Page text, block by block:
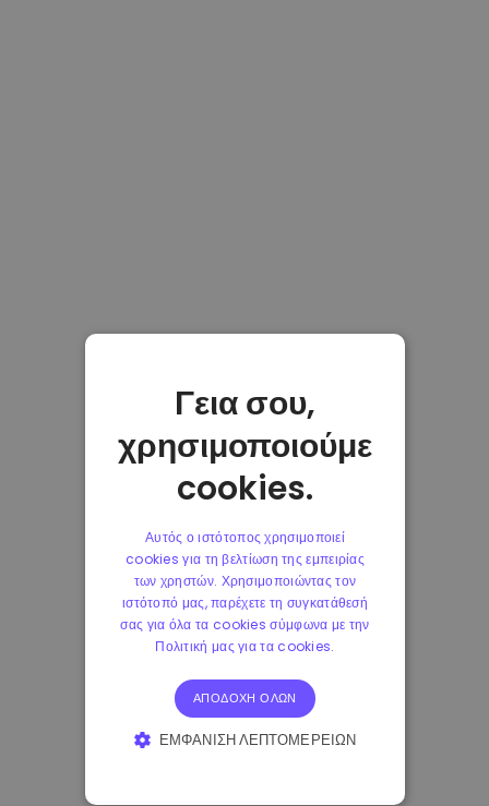
Γεια σου,
χρησιμοποιούμε
cookies.
Αυτός ο ιστότοπος χρησιμοποιεί
cookies για τη βελτίωση της εμπειρίας
των χρηστών. Χρησιμοποιώντας τον
ιστότοπό μας, παρέχετε τη συγκατάθεσή
σας για όλα τα cookies σύμφωνα με την
Πολιτική μας για τα cookies.
ΑΠΟΔΟΧΉ ΌΛΩΝ
ΕΜΦΆΝΙΣΗ ΛΕΠΤΟΜΕΡΕΙΏΝ